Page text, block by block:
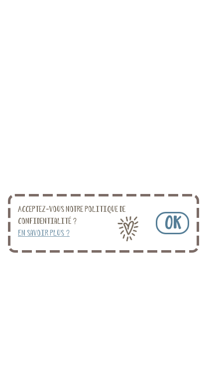
Acceptez-vous notre politique de
confidentialité ?
En savoir plus ?
OK